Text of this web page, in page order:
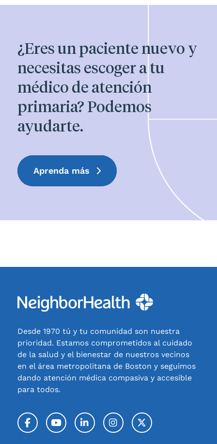
¿Eres un paciente nuevo y
necesitas escoger a tu
médico de atención
primaria? Podemos
ayudarte.
Aprenda más
Desde 1970 tú y tu comunidad son nuestra
prioridad. Estamos comprometidos al cuidado
de la salud y el bienestar de nuestros vecinos
en el área metropolitana de Boston y seguimos
dando atención médica compasiva y accesible
para todos.
FacebookYouTubeLinkedInInstagramTwitter / X